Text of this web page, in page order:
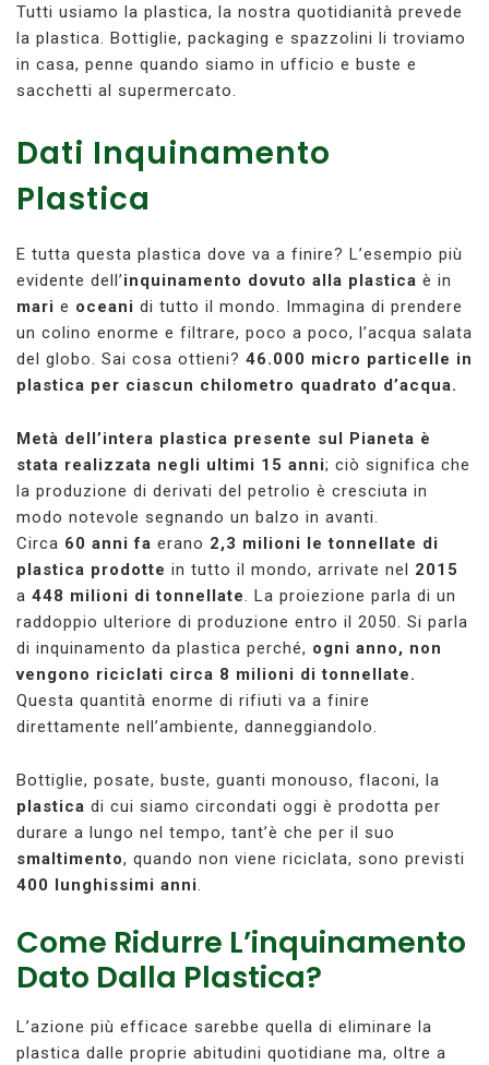
Tutti usiamo la plastica, la nostra quotidianità prevede
la plastica. Bottiglie, packaging e spazzolini li troviamo
in casa, penne quando siamo in ufficio e buste e
sacchetti al supermercato.
Dati Inquinamento
Plastica
E tutta questa plastica dove va a finire? L’esempio più
evidente dell’inquinamento dovuto alla plastica è in
mari e oceani di tutto il mondo. Immagina di prendere
un colino enorme e filtrare, poco a poco, l’acqua salata
del globo. Sai cosa ottieni? 46.000 micro particelle in
plastica per ciascun chilometro quadrato d’acqua.
Metà dell’intera plastica presente sul Pianeta è
stata realizzata negli ultimi 15 anni; ciò significa che
la produzione di derivati del petrolio è cresciuta in
modo notevole segnando un balzo in avanti.
Circa 60 anni fa erano 2,3 milioni le tonnellate di
plastica prodotte in tutto il mondo, arrivate nel 2015
a 448 milioni di tonnellate. La proiezione parla di un
raddoppio ulteriore di produzione entro il 2050. Si parla
di inquinamento da plastica perché, ogni anno, non
vengono riciclati circa 8 milioni di tonnellate.
Questa quantità enorme di rifiuti va a finire
direttamente nell’ambiente, danneggiandolo.
Bottiglie, posate, buste, guanti monouso, flaconi, la
plastica di cui siamo circondati oggi è prodotta per
durare a lungo nel tempo, tant’è che per il suo
smaltimento, quando non viene riciclata, sono previsti
400 lunghissimi anni.
Come Ridurre L’inquinamento
Dato Dalla Plastica?
L’azione più efficace sarebbe quella di eliminare la
plastica dalle proprie abitudini quotidiane ma, oltre a